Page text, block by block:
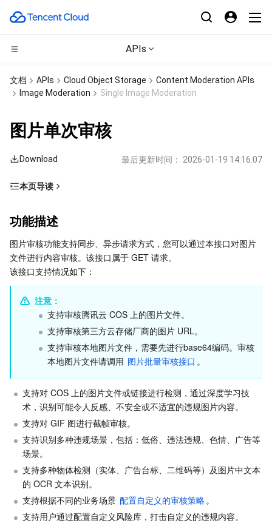
APIs
计算
云服务器
轻量应用服务器
裸金属云服务器
GPU 云服务器
专用宿主机
弹性伸缩
自动化助手
CDN与边缘平台
边缘安全加速平台 EO
内容分发网络 CDN
全站加速网络
DDoS 防护
安全加速 SCDN
多网聚合加速（腾讯云聚通）
高性能计算
批量计算
高性能计算集群
边缘计算
边缘计算机器
容器
容器服务
服务网格
容器镜像服务
云原生分布式云中心
分布式云
本地专用集群
边缘可用区
专属可用区
微服务
弹性微服务
注册配置治理
API 网关
Serverless
云函数
基础存储服务
对象存储
文件存储
云硬盘
云 HDFS
数据加速器 GooseFS
存储数据服务
日志服务
数据万象
智能媒资托管
关系型数据库
云数据库 MySQL
云数据库 MariaDB
云数据库 PostgreSQL
云数据库 SQL Server
关系型数据库TDSQL
TDSQL-C MySQL 版
TDSQL MySQL 版
TDSQL Boundless
NoSQL 数据库
腾讯云分布式缓存数据库（兼容 Redis）
云数据库 MongoDB
数据库 SaaS 服务
数据传输服务
网络
文档 APIs Cloud Object Storage
Content Moderation APIs
Image Moderation
Single Image Moderation
图片单次审核
Download 最后更新时间： 2026-01-19 14:16:07
本页导读
费用说明
限制说明
推荐使用 SDK
请求
响应
实际案例
功能描述
图片审核功能支持同步、异步请求方式，您可以通过本接口对图片
文件进行内容审核。该接口属于 GET 请求。
该接口支持情况如下：
注意：
支持审核腾讯云 COS 上的图片文件。
支持审核第三方云存储厂商的图片 URL。
支持审核本地图片文件，需要先进行base64编码。审核
本地图片文件请调用 图片批量审核接口 。
支持对 COS 上的图片文件或链接进行检测，通过深度学习技
术，识别可能令人反感、不安全或不适宜的违规图片内容。
支持对 GIF 图进行截帧审核。
支持识别多种违规场景，包括：低俗、违法违规、色情、广告等
场景。
支持多种物体检测（实体、广告台标、二维码等）及图片中文本
的 OCR 文本识别。
支持根据不同的业务场景 配置自定义的审核策略。
支持用户通过配置自定义风险库，打击自定义的违规内容。